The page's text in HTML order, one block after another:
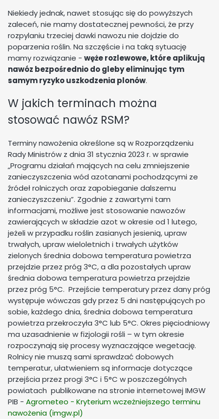
Niekiedy jednak, nawet stosując się do powyższych
zaleceń, nie mamy dostatecznej pewności, że przy
rozpylaniu trzeciej dawki nawozu nie dojdzie do
poparzenia roślin. Na szczęście i na taką sytuację
mamy rozwiązanie - węże rozlewowe, które aplikują
nawóz bezpośrednio do gleby eliminując tym
samym ryzyko uszkodzenia plonów.
W jakich terminach można
stosować nawóz RSM?
Terminy nawożenia określone są w Rozporządzeniu
Rady Ministrów z dnia 31 stycznia 2023 r. w sprawie
„Programu działań mających na celu zmniejszenie
zanieczyszczenia wód azotanami pochodzącymi ze
źródeł rolniczych oraz zapobieganie dalszemu
zanieczyszczeniu”. Zgodnie z zawartymi tam
informacjami, możliwe jest stosowanie nawozów
zawierających w składzie azot w okresie od 1 lutego,
jeżeli w przypadku roślin zasianych jesienią, upraw
trwałych, upraw wieloletnich i trwałych użytków
zielonych średnia dobowa temperatura powietrza
przejdzie przez próg 3°C, a dla pozostałych upraw
średnia dobowa temperatura powietrza przejdzie
przez próg 5°C. Przejście temperatury przez dany próg
występuje wówczas gdy przez 5 dni następujących po
sobie, każdego dnia, średnia dobowa temperatura
powietrza przekroczyła 3°C lub 5°C. Okres pięciodniowy
ma uzasadnienie w fizjologii rośli – w tym okresie
rozpoczynają się procesy wyznaczające wegetację.
Rolnicy nie muszą sami sprawdzać dobowych
temperatur, ułatwieniem są informacje dotyczące
przejścia przez progi 3°C i 5°C w poszczególnych
powiatach publikowane na stronie internetowej IMGW
PIB - Agrometeo - Kryterium wczeżniejszego terminu
nawożenia (imgw.pl)